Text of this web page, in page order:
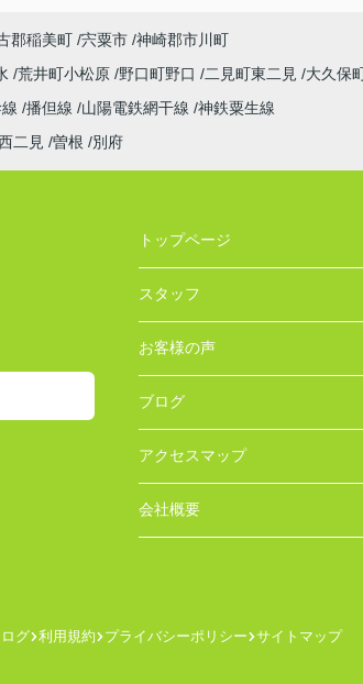
郡稲美町 宍粟市 神崎郡市川町
荒井町小松原 野口町野口 二見町東二見
大久保
播但線 山陽電鉄網干線 神鉄粟生線
二見 曽根 別府
トップページ
スタッフ
お客様の声
ブログ
アクセスマップ
会社概要
グ 利用規約 プライバシーポリシー サイトマップ